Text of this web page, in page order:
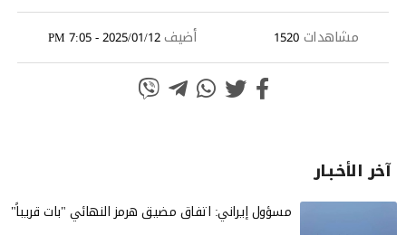
مشاهدات 1520 أضيف2025/01/12 - 7:05 PM
آخر الأخـبـار
مسؤول إيراني: اتفاق مضيق هرمز النهائي "بات قريباً"